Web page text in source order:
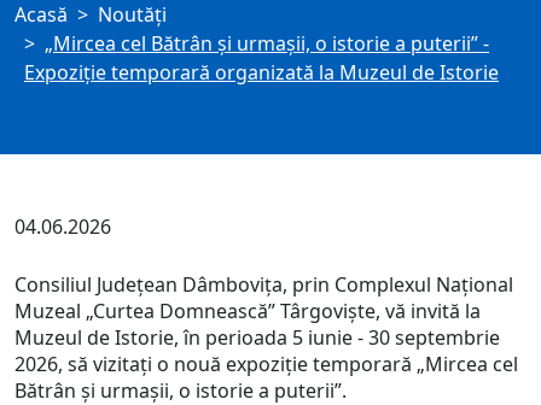
Acasă
Noutăți
„Mircea cel Bătrân și urmașii, o istorie a puterii” -
Expoziție temporară organizată la Muzeul de Istorie
04.06.2026
Consiliul Județean Dâmbovița, prin Complexul Național
Muzeal „Curtea Domnească” Târgoviște, vă invită la
Muzeul de Istorie, în perioada 5 iunie - 30 septembrie
2026, să vizitați o nouă expoziție temporară „Mircea cel
Bătrân și urmașii, o istorie a puterii”.